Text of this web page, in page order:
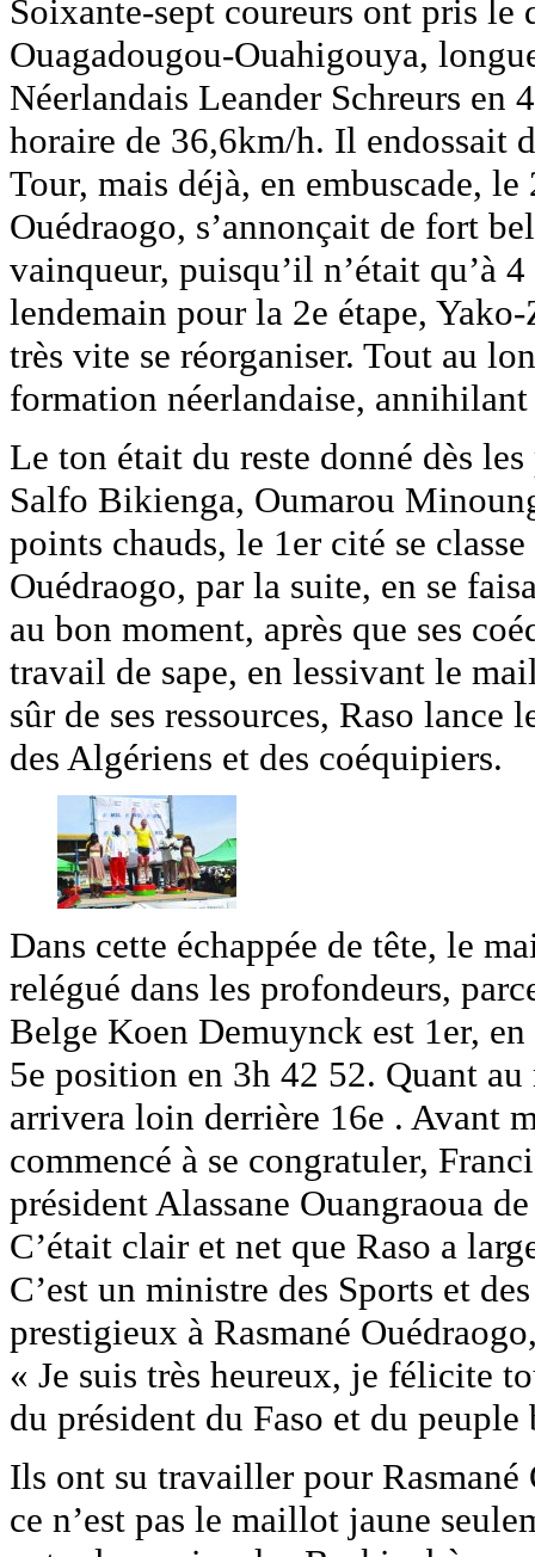
Soixante-sept coureurs ont pris le
Ouagadougou-Ouahigouya,
Néerlandais Leander Schreurs en
horaire de 36,6km/h. Il endossait
Tour, mais déjà, en embuscade,
Ouédraogo, s’annonçait de fort
vainqueur, puisqu’il n’était qu’à
lendemain pour la 2e étape,
très vite se réorganiser. Tout au
formation néerlandaise,
Le ton était du reste donné dès
Salfo Bikienga, Oumarou
points chauds, le 1er cité se
Ouédraogo, par la suite, en se
au bon moment, après que ses
travail de sape, en lessivant le
sûr de ses ressources, Raso
des Algériens et des coéquipiers.
Dans cette échappée de tête, le
relégué dans les profondeurs,
Belge Koen Demuynck est 1er,
5e position en 3h 42 52. Quant
arrivera loin derrière 16e . Avant
commencé à se congratuler,
président Alassane Ouangraoua
C’était clair et net que Raso a
C’est un ministre des Sports et
prestigieux à Rasmané
« Je suis très heureux, je félicite
du président du Faso et du peuple
Ils ont su travailler pour
ce n’est pas le maillot jaune